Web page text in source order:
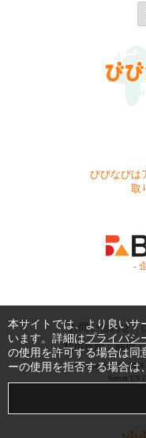
びびなびは
取
-
お問い合わせ
利用規約
商標
Copyright © 1999-
Server US
本サイトでは、より良いサ
います。詳細はプライバシ
の使用を許可する場合は同
ーの使用を拒否する場合は